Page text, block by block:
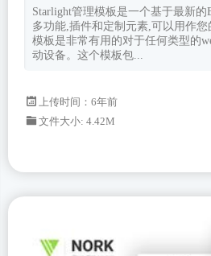
Starlight管理模板是一个基于最新的
多功能,插件和定制元素,可以用作
模板是非常有用的对于任何类型的
动设备。这个模板包...
上传时间：6年前
文件大小: 4.42M